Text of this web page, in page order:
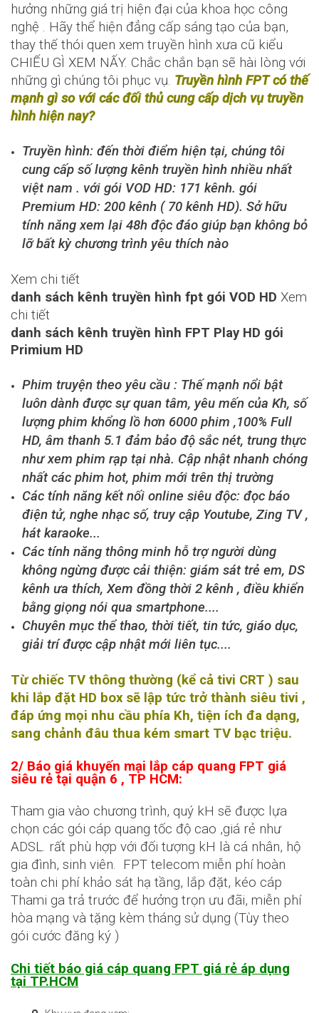
hưởng những giá trị hiện đại của khoa học công
nghệ . Hãy thể hiện đẳng cấp sáng tạo của bạn,
thay thế thói quen xem truyền hình xưa cũ kiểu
CHIẾU GÌ XEM NẤY. Chắc chắn bạn sẽ hài lòng với
những gì chúng tôi phục vụ. Truyền hình FPT có thế
mạnh gì so với các đối thủ cung cấp dịch vụ truyền
hình hiện nay?
Truyền hình: đến thời điểm hiện tại, chúng tôi
cung cấp số lượng kênh truyền hình nhiều nhất
việt nam . với gói VOD HD: 171 kênh. gói
Premium HD: 200 kênh ( 70 kênh HD). Sở hữu
tính năng xem lại 48h độc đáo giúp bạn không bỏ
lỡ bất kỳ chương trình yêu thích nào
Xem chi tiết
danh sách kênh truyền hình fpt gói VOD HD Xem
chi tiết
danh sách kênh truyền hình FPT Play HD gói
Primium HD
Phim truyện theo yêu cầu : Thế mạnh nổi bật
luôn dành được sự quan tâm, yêu mến của Kh, số
lượng phim khổng lồ hơn 6000 phim ,100% Full
HD, âm thanh 5.1 đảm bảo độ sắc nét, trung thực
như xem phim rạp tại nhà. Cập nhật nhanh chóng
nhất các phim hot, phim mới trên thị trường
Các tính năng kết nối online siêu độc: đọc báo
điện tử, nghe nhạc số, truy cập Youtube, Zing TV ,
hát karaoke...
Các tính năng thông minh hỗ trợ người dùng
không ngừng được cải thiện: giám sát trẻ em, DS
kênh ưa thích, Xem đồng thời 2 kênh , điều khiển
bằng giọng nói qua smartphone....
Chuyên mục thể thao, thời tiết, tin tức, giáo dục,
giải trí được cập nhật mới liên tục....
Từ chiếc TV thông thường (kể cả tivi CRT ) sau
khi lắp đặt HD box sẽ lập tức trở thành siêu tivi ,
đáp ứng mọi nhu cầu phía Kh, tiện ích đa dạng,
sang chảnh đâu thua kém smart TV bạc triệu.
2/ Báo giá khuyến mại lắp cáp quang FPT giá
siêu rẻ tại quận 6 , TP HCM:
Tham gia vào chương trình, quý kH sẽ được lựa
chọn các gói cáp quang tốc độ cao ,giá rẻ như
ADSL. rất phù hợp với đối tượng kH là cá nhân, hộ
gia đình, sinh viên. FPT telecom miễn phí hoàn
toàn chi phí khảo sát hạ tầng, lắp đặt, kéo cáp
Thami ga trả trước để hưởng trọn ưu đãi, miễn phí
hòa mạng và tặng kèm tháng sử dụng (Tùy theo
gói cước đăng ký )
Chi tiết báo giá cáp quang FPT giá rẻ áp dụng
tại TP.HCM